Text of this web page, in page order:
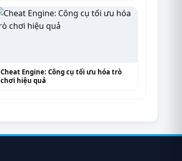
Cheat Engine: Công cụ tối ưu hóa trò
chơi hiệu quả